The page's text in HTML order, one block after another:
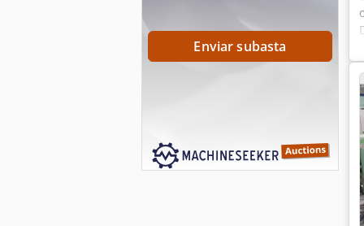
Enviar subasta